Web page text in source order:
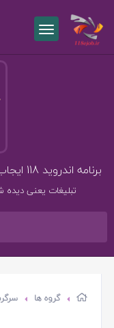
برنامه اندروید 118 ایجاب | سامانه ثبت الکترونیکی مشاغل کشور
تبلیغات یعنی
گروه ها